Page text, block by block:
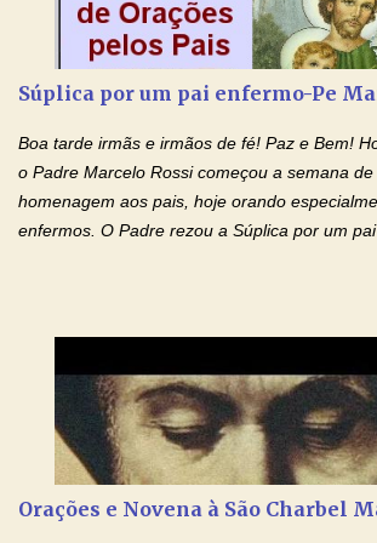
Glória… Amável protetor meu, o estudo
e entediante para mim. Tu podes deixar tudo
esforço maior em meus estudos e uma vida
santidade. Glória… Deus, que quiseste atrair
Filho, que foi crucificado, permite que, pelos
de te...
Súplica por um pai enfermo-Pe
Boa tarde irmãs e irmãos de fé! Paz e Bem!
o Padre Marcelo Rossi começou a semana
homenagem aos pais, hoje orando
enfermos. O Padre rezou a Súplica por um
do Padre Marcelo Rossi por E-mail e
anunciado ontem, entramos em uma semana
aos nossos pais. Hoje nossas orações serão
que não se encontram bem de saúde, OS
Amados, durante toda esta semana vamos
pais. Vamos dedicar um dia para os pais mais
Orações e Novena à São Charbel